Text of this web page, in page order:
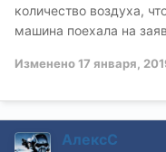
количество воздуха ,
машина поехала на
Изменено17 января,
АлексС